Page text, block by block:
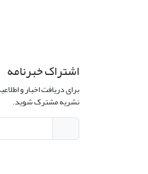
اشتراک خبرنامه
برای دریافت اخبار و
نشریه مشترک شوید.